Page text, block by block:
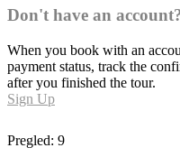
Don't have an
When you book with an
payment status, track the
after you finished the tour.
Sign Up
Pregled: 9